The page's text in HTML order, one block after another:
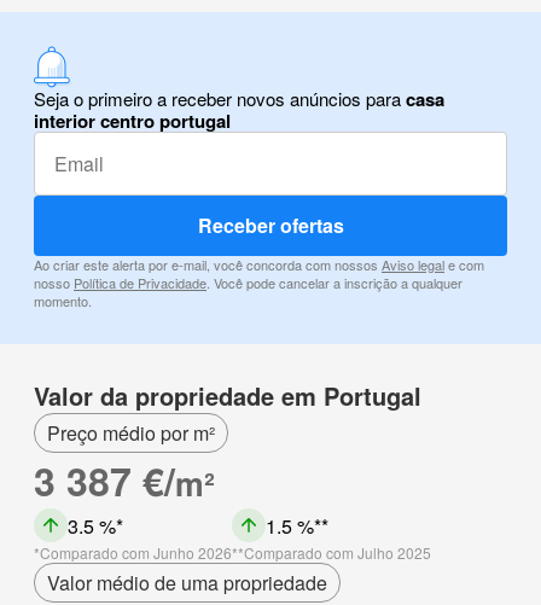
Seja o primeiro a receber novos anúncios paracasa
interior centro portugal
Receber ofertas
Ao criar este alerta por e-mail, você concorda com nossos Aviso legale com
nosso Política de Privacidade. Você pode cancelar a inscrição a qualquer
momento.
Valor da propriedade em Portugal
Preço médio por m²
3 387 €/m²
3.5 %
Comparado com Junho 2026
1.5 %
Comparado com Julho 2025
Valor médio de uma propriedade